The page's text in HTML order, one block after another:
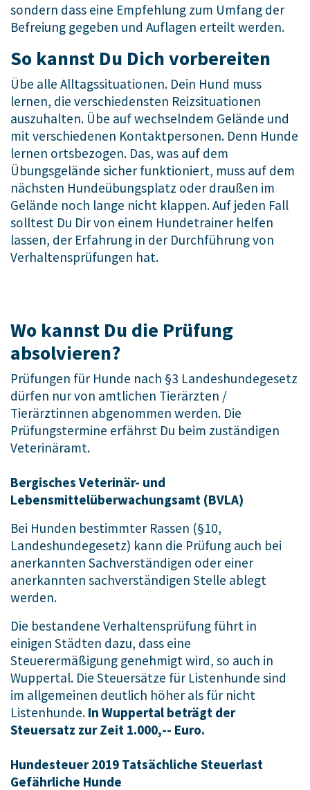
sondern dass eine Empfehlung zum Umfang der
Befreiung gegeben und Auflagen erteilt werden.
So kannst Du Dich vorbereiten
Übe alle Alltagssituationen. Dein Hund muss
lernen, die verschiedensten Reizsituationen
auszuhalten. Übe auf wechselndem Gelände und
mit verschiedenen Kontaktpersonen. Denn Hunde
lernen ortsbezogen. Das, was auf dem
Übungsgelände sicher funktioniert, muss auf dem
nächsten Hundeübungsplatz oder draußen im
Gelände noch lange nicht klappen. Auf jeden Fall
solltest Du Dir von einem Hundetrainer helfen
lassen, der Erfahrung in der Durchführung von
Verhaltensprüfungen hat.
Wo kannst Du die Prüfung
absolvieren?
Prüfungen für Hunde nach §3 Landeshundegesetz
dürfen nur von amtlichen Tierärzten /
Tierärztinnen abgenommen werden. Die
Prüfungstermine erfährst Du beim zuständigen
Veterinäramt.
Bergisches Veterinär- und
Lebensmittelüberwachungsamt (BVLA)
Bei Hunden bestimmter Rassen (§10,
Landeshundegesetz) kann die Prüfung auch bei
anerkannten Sachverständigen oder einer
anerkannten sachverständigen Stelle ablegt
werden.
Die bestandene Verhaltensprüfung führt in
einigen Städten dazu, dass eine
Steuerermäßigung genehmigt wird, so auch in
Wuppertal. Die Steuersätze für Listenhunde sind
im allgemeinen deutlich höher als für nicht
Listenhunde. In Wuppertal beträgt der
Steuersatz zur Zeit 1.000,-- Euro.
Hundesteuer 2019 Tatsächliche Steuerlast
Gefährliche Hunde